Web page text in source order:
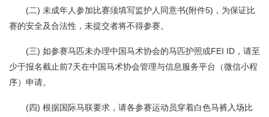
(二) 未成年人参加比赛须填写监护人同意书(附件5)，为保证比
赛的安全及合法性，未提交者将不得参赛。
(三) 如参赛马匹未办理中国马术协会的马匹护照或FEI ID，请至
少于报名截止前7天在中国马术协会管理与信息服务平台（微信小程
序）申请。
(四) 根据国际马联要求，请各参赛运动员穿着白色马裤入场比